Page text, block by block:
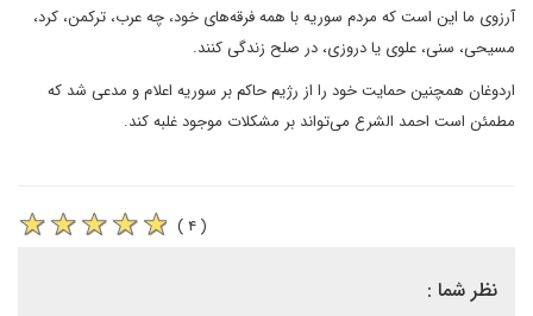
آرزوی ما این است که مردم سوریه با همه فرقه‌های خود، چه عرب، ترکمن، کرد،
مسیحی، سنی، علوی یا دروزی، در صلح زندگی کنند.
اردوغان همچنین حمایت خود را از رژیم حاکم بر سوریه اعلام و مدعی شد که
مطمئن است احمد الشرع می‌تواند بر مشکلات موجود غلبه کند.
( ۴ )
نظر شما :